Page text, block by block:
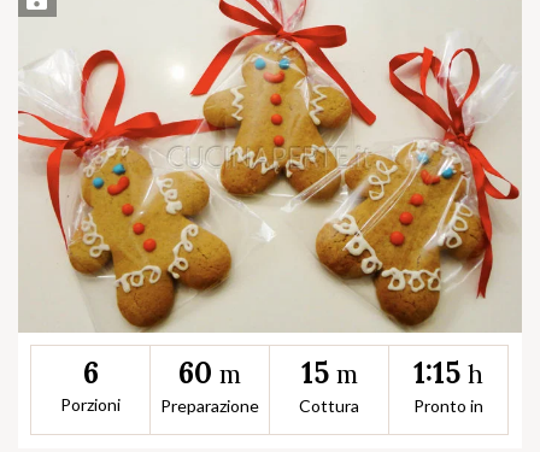
6
Porzioni
60 m
Preparazione
15 m
Cottura
1:15 h
Pronto in